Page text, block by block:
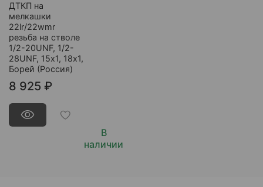
ДТКП на
мелкашки
22lr/22wmr
резьба на стволе
1/2-20UNF, 1/2-
28UNF, 15х1, 18х1,
Борей (Россия)
В
наличии
8 925 ₽